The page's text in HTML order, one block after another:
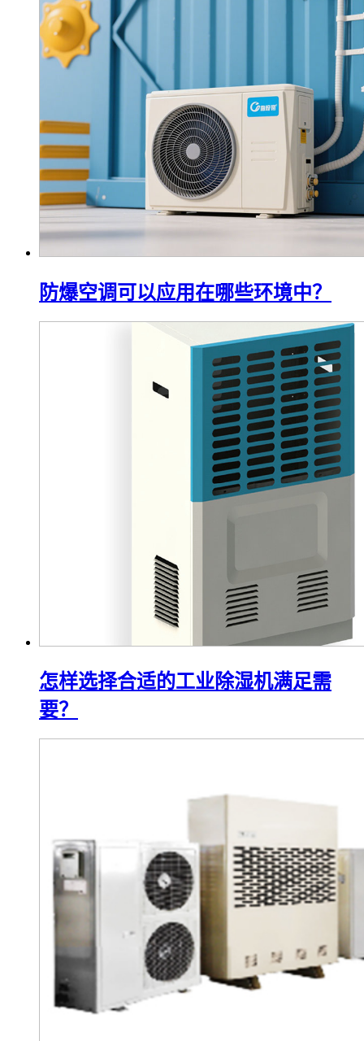
防爆空调可以应用在哪些环境中？
怎样选择合适的工业除湿机满足需
要？